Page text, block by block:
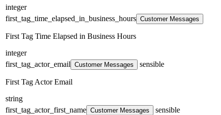
integer
first_tag_time_elapsed_in_business_hours Customer Messages
First Tag Time Elapsed in Business Hours
integer
first_tag_actor_email Customer Messages sensible
First Tag Actor Email
string
first_tag_actor_first_name Customer Messages sensible